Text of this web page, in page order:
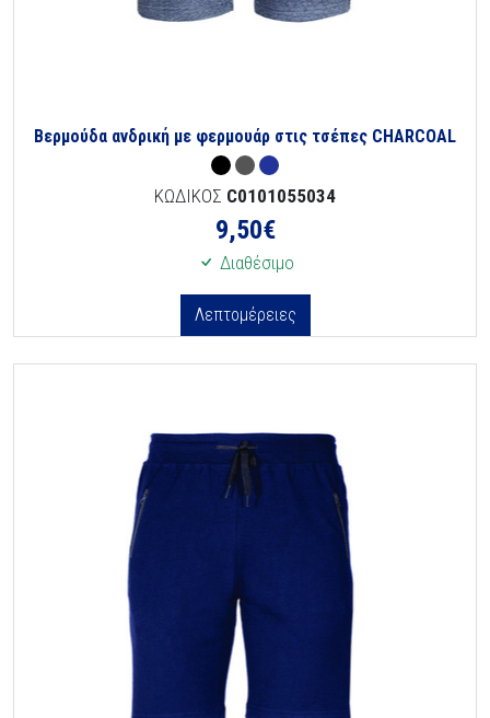
Βερμούδα ανδρική με φερμουάρ στις τσέπες CHARCOAL
ΚΩΔΙΚΟΣ C0101055034
9,50€
Διαθέσιμο
Λεπτομέρειες